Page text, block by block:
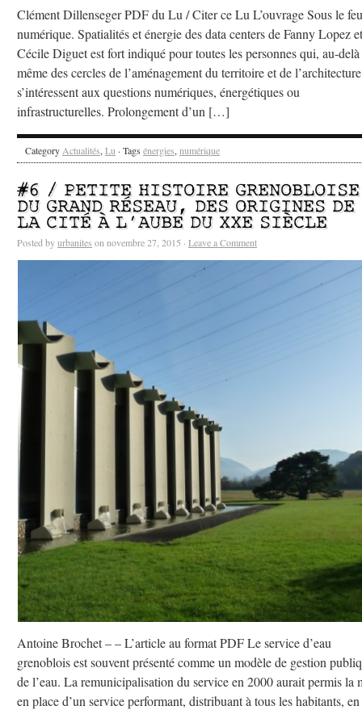
Clément Dillenseger PDF du Lu / Citer ce Lu L’ouvrage Sous le
numérique. Spatialités et énergie des data centers de Fanny Lopez et
Cécile Diguet est fort indiqué pour toutes les personnes qui, au-delà
même des cercles de l’aménagement du territoire et de
s’intéressent aux questions numériques, énergétiques ou
infrastructurelles. Prolongement d’un […]
Category Actualités, Lu · Tags énergies, numérique
#6 / PETITE HISTOIRE GRENOBLOISE
DU GRAND RÉSEAU, DES ORIGINES DE
LA CITÉ À L’AUBE DU XXE SIÈCLE
Posted byurbanites on novembre 27, 2015 · Leave a Comment
Antoine Brochet – – L’article au format PDF Le service d’eau
grenoblois est souvent présenté comme un modèle de gestion
de l’eau. La remunicipalisation du service en 2000 aurait permis la
en place d’un service performant, distribuant à tous les habitants, en